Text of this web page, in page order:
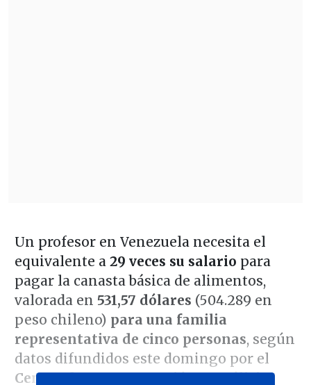
Un profesor en Venezuela necesita el
equivalente a 29 veces su salario para
pagar la canasta básica de alimentos,
valorada en 531,57 dólares (504.289 en
peso chileno) para una familia
representativa de cinco personas, según
datos difundidos este domingo por el
Centro de Documentación y Análisis